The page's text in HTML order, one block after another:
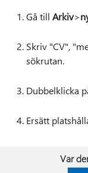
Gå till Arkiv>
Skriv "CV",
sökrutan.
Dubbelklicka
Ersätt
Var